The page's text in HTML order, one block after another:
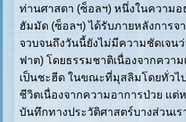
ท่านศาสดา (ซ็อลฯ) หนึ่งในความ
ฮัมมัด (ซ็อลฯ) ได้รับภายหลังการจ
จวบจนถึงวันนี้ยังไม่มีความชัดเจนว่
ฟาต) โดยธรรมชาติเนื่องจากความ
เป็นชะฮีด ในขณะที่มุสลิมโดยทั่วไ
ชีวิตเนื่องจากความอาการป่วย แต่
บันทึกทางประวัติศาสตร์บางส่วนเ